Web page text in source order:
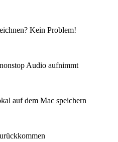
Kein Problem!
Audio aufnimmt
auf dem Mac speichern